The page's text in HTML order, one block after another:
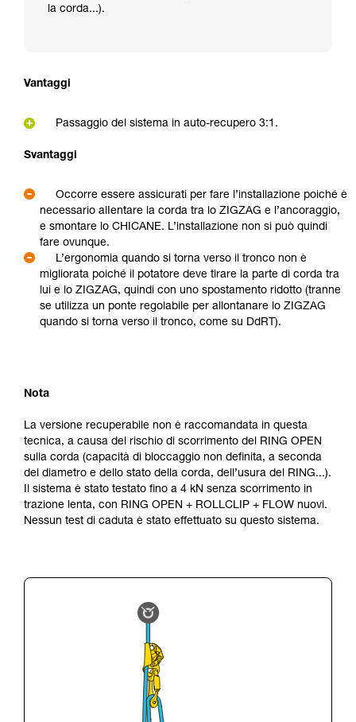
la corda...).
Vantaggi
Passaggio del sistema in auto-recupero 3:1.
Svantaggi
Occorre essere assicurati per fare l’installazione poiché è
necessario alIentare la corda tra lo ZIGZAG e l’ancoraggio,
e smontare lo CHICANE. L’installazione non si può quindi
fare ovunque.
L’ergonomia quando si torna verso il tronco non è
migliorata poiché il potatore deve tirare la parte di corda tra
lui e lo ZIGZAG, quindi con uno spostamento ridotto (tranne
se utilizza un ponte regolabile per allontanare lo ZIGZAG
quando si torna verso il tronco, come su DdRT).
Nota
La versione recuperabile non è raccomandata in questa
tecnica, a causa del rischio di scorrimento del RING OPEN
sulla corda (capacità di bloccaggio non definita, a seconda
del diametro e dello stato della corda, dell’usura del RING...).
Il sistema è stato testato fino a 4 kN senza scorrimento in
trazione lenta, con RING OPEN + ROLLCLIP + FLOW nuovi.
Nessun test di caduta è stato effettuato su questo sistema.